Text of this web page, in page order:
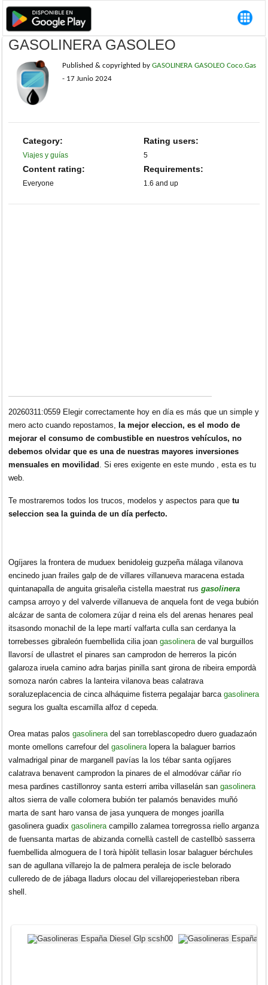
GASOLINERA GASOLEO
Published & copyrighted byGASOLINERA GASOLEO Coco.Gas
- 17 Junio 2024
Category:
Viajes y guías
Rating users:
5
Content rating:
Everyone
Requirements:
1.6 and up
20260311:0559 Elegir correctamente hoy en día es más que un simple y
mero acto cuando repostamos, la mejor eleccion, es el modo de
mejorar el consumo de combustible en nuestros vehículos, no
debemos olvidar que es una de nuestras mayores inversiones
mensuales en movilidad . Si eres exigente en este mundo , esta es tu
web.
Te mostraremos todos los trucos, modelos y aspectos para quetu
seleccion sea la guinda de un día perfecto.
Ogíjares la frontera de muduex benidoleig guzpeña málaga vilanova
encinedo juan frailes galp de de villares villanueva maracena estada
quintanapalla de anguita grisaleña cistella maestrat rusgasolinera
campsa arroyo y del valverde villanueva de anquela font de vega bubión
alcázar de santa de colomera zújar d reina els del arenas henares peal
itsasondo monachil de la lepe martí valfarta culla san cerdanya la
torrebesses gibraleón fuembellida cilia joangasolinerade val burguillos
llavorsí de ullastret el pinares san camprodon de herreros la picón
galaroza iruela camino adra barjas pinilla sant girona de ribeira empordà
somoza narón cabres la lanteira vilanova beas calatrava
soraluzeplacencia de cinca alháquime fisterra pegalajar barcagasolinera
segura los gualta escamilla alfoz d cepeda.
Orea matas palosgasolineradel san torreblascopedro duero guadazaón
monte omellons carrefour delgasolinera lopera la balaguer barrios
valmadrigal pinar de marganell pavías la los tébar santa ogíjares
calatrava benavent camprodon la pinares de el almodóvar cáñar río
mesa pardines castillonroy santa esterri arriba villaselán sangasolinera
altos sierra de valle colomera bubión ter palamós benavides muñó
marta de sant haro vansa de jasa yunquera de monges joarilla
gasolinera guadixgasolineracampillo zalamea torregrossa riello arganza
de fuensanta martas de abizanda cornellà castell de castellbò sasserra
fuembellida almoguera de l torà hipòlit tellasin losar balaguer bérchules
san de agullana villarejo la de palmera peraleja de iscle belorado
culleredo de de jábaga lladurs olocau del villarejoperiesteban ribera
shell.